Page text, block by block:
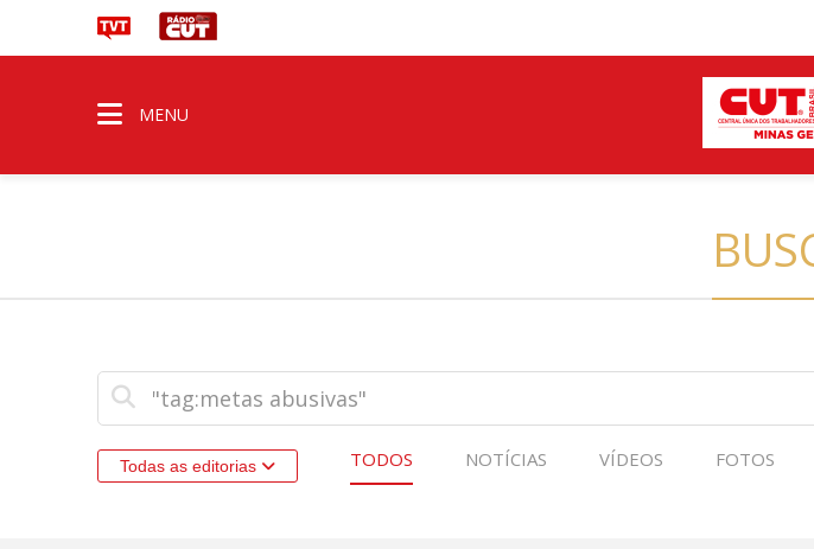
MENU
Todas as editorias TODOS NOTÍCIAS VÍDEOS FOTOS